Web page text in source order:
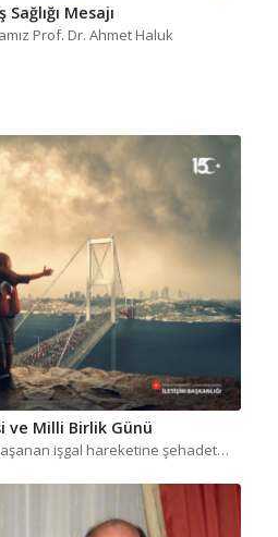
Sağlığı Mesajı
Prof. Dr. Ahmet Haluk
ve Milli Birlik Günü
işgal hareketine şehadet…